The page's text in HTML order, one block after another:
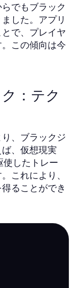
でもブラック
した。アプリ
で、プレイヤ
この傾向は今
：テク
、ブラックジ
、仮想現実
使したトレー
これにより、
ることができ